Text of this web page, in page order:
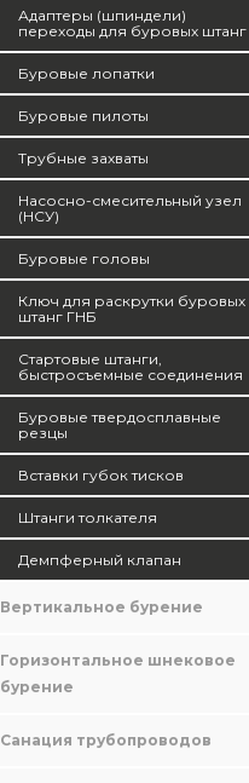
Адаптеры (шпиндели)
переходы для буровых штанг
Буровые лопатки
Буровые пилоты
Трубные захваты
Насосно-смесительный узел
(НСУ)
Буровые головы
Ключ для раскрутки буровых
штанг ГНБ
Стартовые штанги,
быстросъемные соединения
Буровые твердосплавные
резцы
Вставки губок тисков
Штанги толкателя
Демпферный клапан
Вертикальное бурение
Горизонтальное шнековое
бурение
Санация трубопроводов